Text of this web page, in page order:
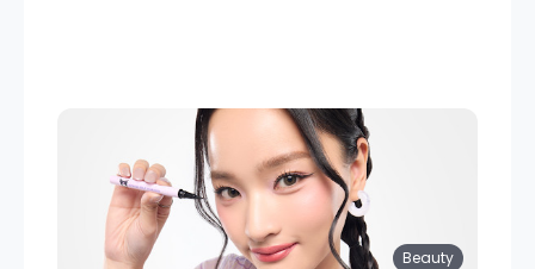
Beauty